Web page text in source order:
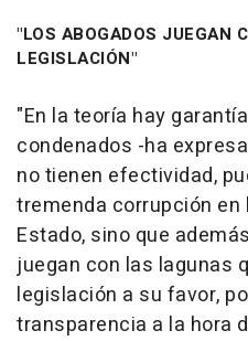
"LOS ABOGADOS JUEGAN
LEGISLACIÓN"
"En la teoría hay
condenados -ha
no tienen efectividad,
tremenda corrupción
Estado, sino que
juegan con las lagunas
legislación a su favor,
transparencia a la hora